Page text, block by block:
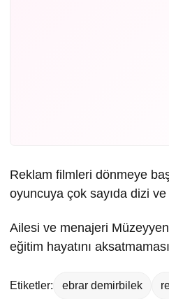
Reklam filmleri dönmeye
oyuncuya çok sayıda dizi
Ailesi ve menajeri
eğitim hayatını
Etiketler: ebrar demirbilek